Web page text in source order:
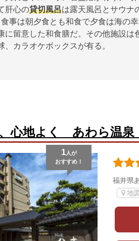
肝心の貸切風呂は露天風呂とサウナ
事は朝夕食とも和食で夕食は海の
に留意した和食膳だ。その他施設は
、カラオケボックスが有る。
心地よく あわら温
1人が
おすすめ！
福井県
地